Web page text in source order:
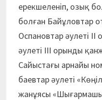
ерекшеленіп, озық
болған Байұловтар
Оспановтар әулеті ІІ
әулеті ІІІ орынды
Сайыстағы арнайы
баевтар әулеті
жанұясы